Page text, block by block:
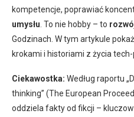
kompetencje, poprawiać
umysłu . To nie hobby – to
Godzinach. W tym artykule
krokami i historiami z życia
Ciekawostka: Według raportu
thinking” (The European
oddziela fakty od fikcji –